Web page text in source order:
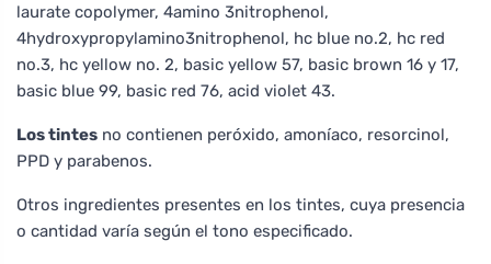
laurate copolymer, 4amino 3nitrophenol,
4hydroxypropylamino3nitrophenol, hc blue no.2, hc red
no.3, hc yellow no. 2, basic yellow 57, basic brown 16 y 17,
basic blue 99, basic red 76, acid violet 43.
Los tintes no contienen peróxido, amoníaco, resorcinol,
PPD y parabenos.
Otros ingredientes presentes en los tintes, cuya presencia
o cantidad varía según el tono especificado.